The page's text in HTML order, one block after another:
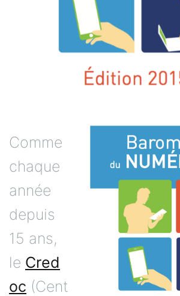
Comme
chaque
année
depuis
15 ans,
le Cred
oc (Cent